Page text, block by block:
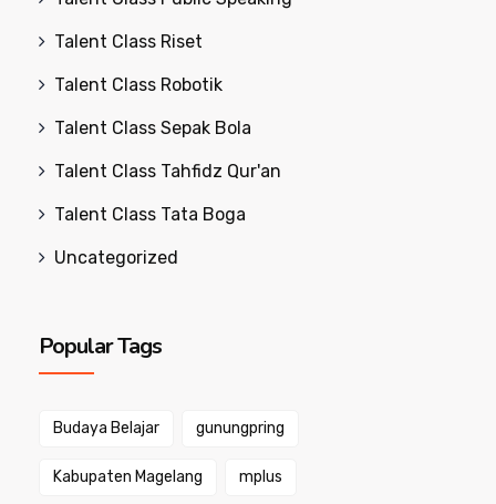
Talent Class Riset
Talent Class Robotik
Talent Class Sepak Bola
Talent Class Tahfidz Qur'an
Talent Class Tata Boga
Uncategorized
Popular Tags
Budaya Belajar gunungpring
Kabupaten Magelang mplus